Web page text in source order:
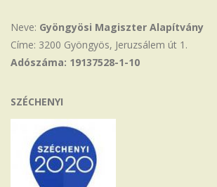
Neve: Gyöngyösi Magiszter Alapítvány
Címe: 3200 Gyöngyös, Jeruzsálem út 1.
Adószáma: 19137528-1-10
SZÉCHENYI